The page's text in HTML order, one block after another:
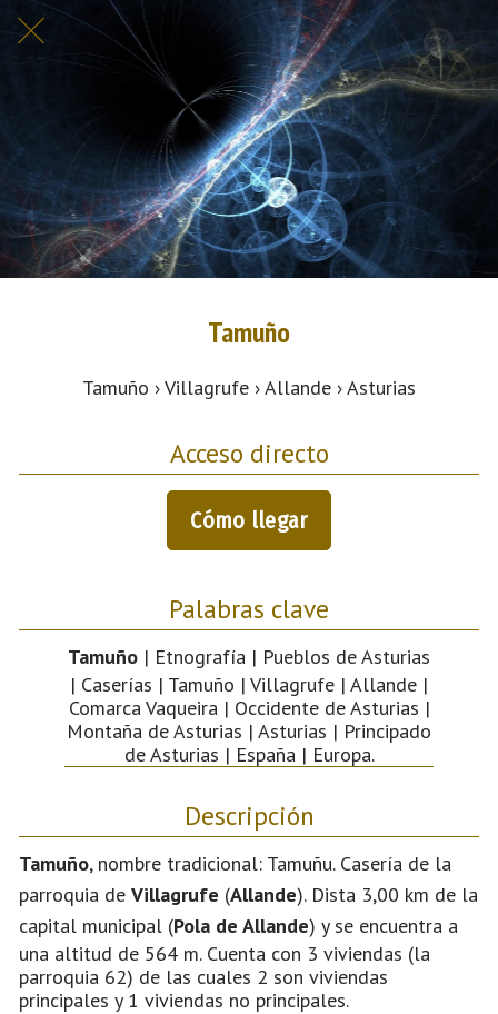
Tamuño
Tamuño › Villagrufe › Allande › Asturias
Acceso directo
Cómo llegar
Palabras clave
Tamuño | Etnografía | Pueblos de Asturias
| Caserías | Tamuño | Villagrufe | Allande |
Comarca Vaqueira | Occidente de Asturias |
Montaña de Asturias | Asturias | Principado
de Asturias | España | Europa.
Descripción
Tamuño, nombre tradicional: Tamuñu. Casería de la
parroquia de Villagrufe (Allande). Dista 3,00 km de la
capital municipal (Pola de Allande) y se encuentra a
una altitud de 564 m. Cuenta con 3 viviendas (la
parroquia 62) de las cuales 2 son viviendas
principales y 1 viviendas no principales.